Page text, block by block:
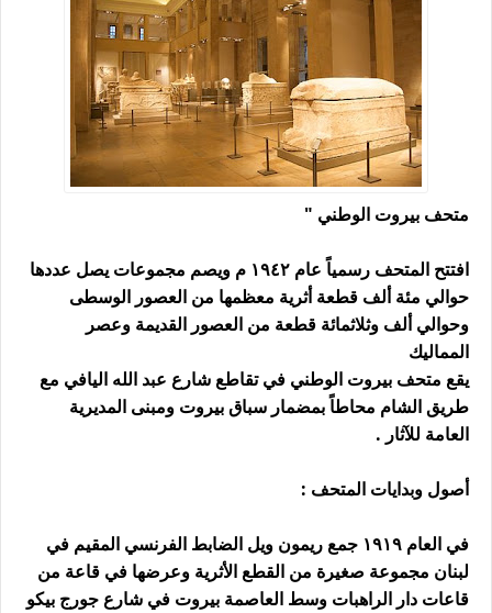
متحف بيروت الوطني "
افتتح المتحف رسمياً عام ١٩٤٢ م ويصم مجموعات يصل عددها
حوالي مئة ألف قطعة أثرية معظمها من العصور الوسطى
وحوالي ألف وثلاثمائة قطعة من العصور القديمة وعصر
المماليك
يقع متحف بيروت الوطني في تقاطع شارع عبد الله اليافي مع
طريق الشام محاطاً بمضمار سباق بيروت ومبنى المديرية
العامة للآثار .
أصول وبدايات المتحف :
في العام ١٩١٩ جمع ريمون ويل الضابط الفرنسي المقيم في
لبنان مجموعة صغيرة من القطع الأثرية وعرضها في قاعة من
قاعات دار الراهبات وسط العاصمة بيروت في شارع جورج بيكو